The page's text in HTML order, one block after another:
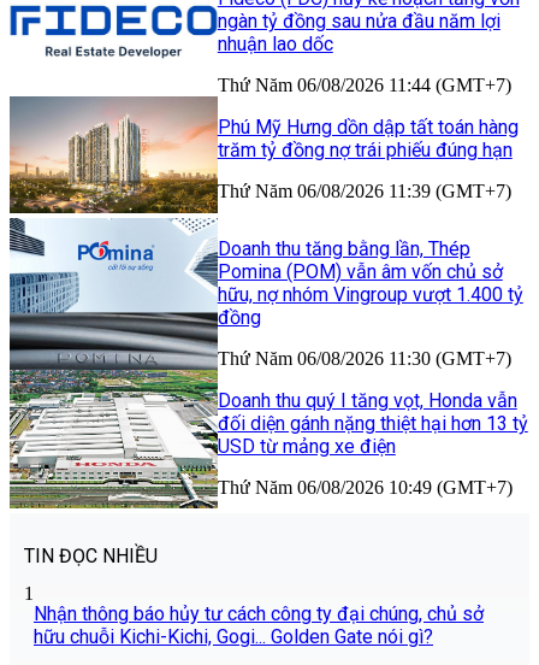
ngàn tỷ đồng sau nửa đầu năm lợi
nhuận lao dốc
Thứ Năm 06/08/2026 11:44 (GMT+7)
Phú Mỹ Hưng dồn dập tất toán hàng
trăm tỷ đồng nợ trái phiếu đúng hạn
Thứ Năm 06/08/2026 11:39 (GMT+7)
Doanh thu tăng bằng lần, Thép
Pomina (POM) vẫn âm vốn chủ sở
hữu, nợ nhóm Vingroup vượt 1.400 tỷ
đồng
Thứ Năm 06/08/2026 11:30 (GMT+7)
Doanh thu quý I tăng vọt, Honda vẫn
đối diện gánh nặng thiệt hại hơn 13 tỷ
USD từ mảng xe điện
Thứ Năm 06/08/2026 10:49 (GMT+7)
TIN ĐỌC NHIỀU
1
Nhận thông báo hủy tư cách công ty đại chúng, chủ sở
hữu chuỗi Kichi-Kichi, Gogi... Golden Gate nói gì?